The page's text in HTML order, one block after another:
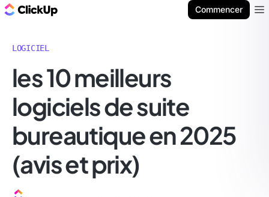
Commencer
LOGICIEL
les 10 meilleurs
logiciels de suite
bureautique en 2025
(avis et prix)